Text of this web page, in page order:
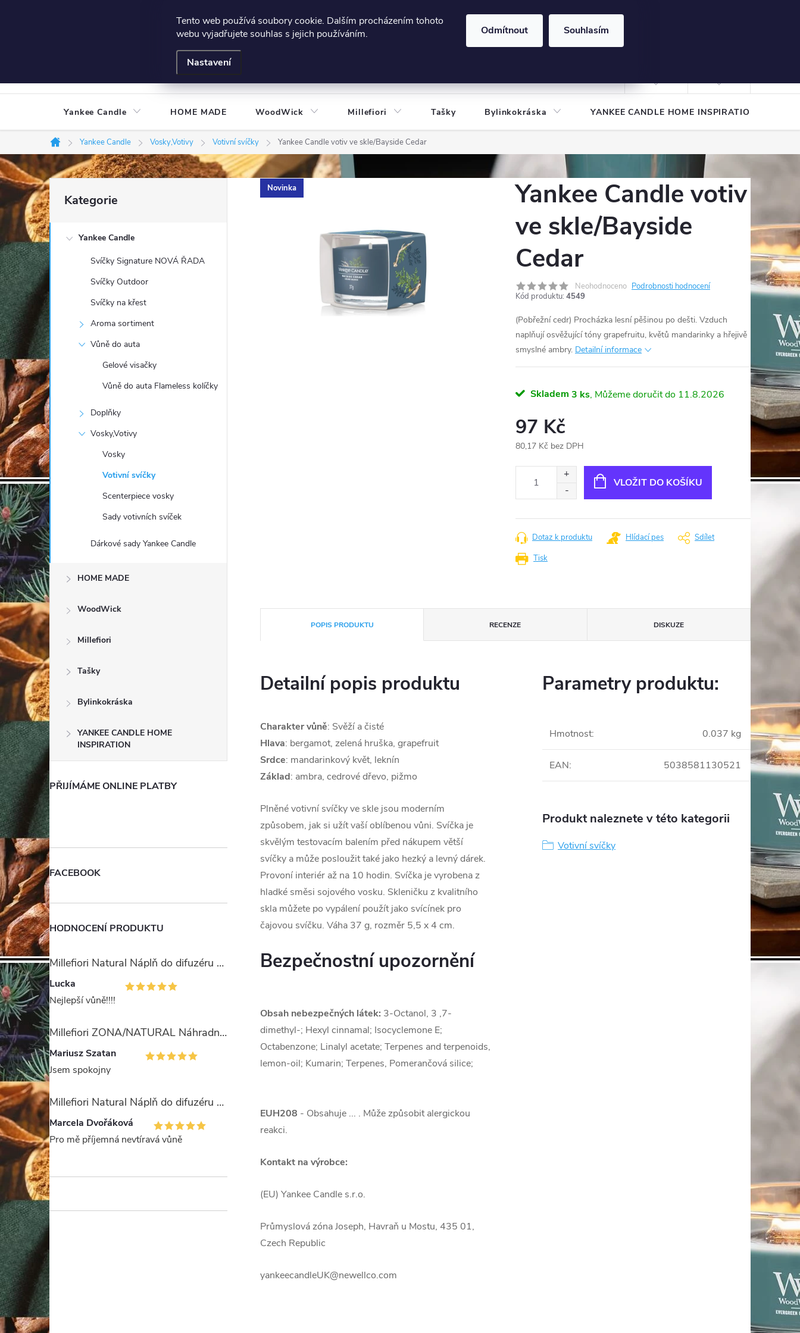
Tento web používá soubory cookie. Dalším procházením tohoto
webu vyjadřujete souhlas s jejich používáním.
Nastavení
Odmítnout Souhlasím
606124443
Podmínky e-shopu Podmínky ochrany osobních údajů
Yankee Candle HOME MADE WoodWick Millefiori Tašky Bylinkokráska YANKEE CANDLE HOME INSPIRATION
Domů
Yankee Candle Vosky,Votivy Votivní svíčky Yankee Candle votiv ve skle/Bayside Cedar
P
o
s
r
a
n
n
í
p
a
n
e
l
kategorie
Kategorie
Yankee Candle
Svíčky Signature NOVÁ ŘADA
Svíčky Outdoor
Svíčky na křest
Aroma sortiment
Vůně do auta
Gelové visačky
Vůně do auta Flameless kolíčky
Doplňky
Vosky,Votivy
Vosky
Votivní svíčky
Scenterpiece vosky
Sady votivních svíček
Dárkové sady Yankee Candle
HOME MADE
WoodWick
Millefiori
Tašky
Bylinkokráska
YANKEE CANDLE HOME
INSPIRATION
PŘIJÍMÁME ONLINE PLATBY
FACEBOOK
HODNOCENÍ PRODUKTU
Millefiori Natural Náplň do difuzéru 250ml/Ambra & Rosa
Lucka
Nejlepší vůně!!!!
Millefiori ZONA/NATURAL Náhradní stébla pro difuzér 100ml
Mariusz Szatan
Jsem spokojny
Millefiori Natural Náplň do difuzéru 250ml/Legni e Fiori ďArancio
Marcela Dvořáková
Pro mě příjemná nevtíravá vůně
Novinka
Yankee Candle votiv
ve skle/Bayside
Cedar
Neohodnoceno Podrobnosti hodnocení
Kód produktu: 4549
(Pobřežní cedr) Procházka lesní pěšinou po dešti. Vzduch
naplňují osvěžující tóny grapefruitu, květů mandarinky a hřejivě
smyslné ambry. Detailní informace
Skladem 3 ks 11.8.2026
97 Kč
80,17 Kč bez DPH
VLOŽIT DO KOŠÍKU
Tisk
Dotaz k produktu Hlídací pes Sdílet
POPIS PRODUKTU RECENZE DISKUZE
Detailní popis produktu
Charakter vůně: Svěží a čisté
Hlava: bergamot, zelená hruška, grapefruit
Srdce: mandarinkový květ, leknín
Základ: ambra, cedrové dřevo, pižmo
Plněné votivní svíčky ve skle jsou moderním
způsobem, jak si užít vaší oblíbenou vůni. Svíčka je
skvělým testovacím balením před nákupem větší
svíčky a může posloužit také jako hezký a levný dárek.
Provoní interiér až na 10 hodin. Svíčka je vyrobena z
hladké směsi sojového vosku. Skleničku z kvalitního
skla můžete po vypálení použít jako svícínek pro
čajovou svíčku. Váha 37 g, rozměr 5,5 x 4 cm.
Bezpečnostní upozornění
Obsah nebezpečných látek: 3-Octanol, 3 ,7-
dimethyl-; Hexyl cinnamal; Isocyclemone E;
Octabenzone; Linalyl acetate; Terpenes and terpenoids,
lemon-oil; Kumarin; Terpenes, Pomerančová silice;
EUH208 - Obsahuje ... . Může způsobit alergickou
reakci.
Kontakt na výrobce:
(EU) Yankee Candle s.r.o.
Průmyslová zóna Joseph, Havraň u Mostu, 435 01,
Czech Republic
yankeecandleUK@newellco.com
Parametry produktu:
Hmotnost: 0.037 kg
EAN: 5038581130521
Produkt naleznete v této kategorii
Votivní svíčky